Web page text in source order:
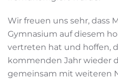
Wir freuen uns sehr, dass
Gymnasium auf diesem
vertreten hat und hoffen,
kommenden Jahr wieder
gemeinsam mit weiteren